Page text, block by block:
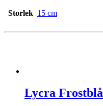
Storlek 15 cm
Lycra Frostblå